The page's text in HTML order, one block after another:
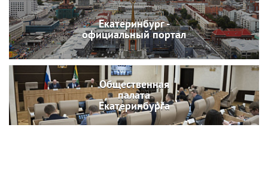
Екатеринбург -
официальный портал
Общественная
палата
Екатеринбурга